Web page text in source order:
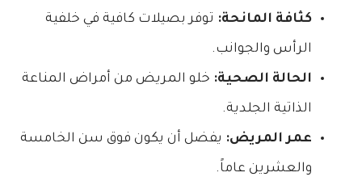
كثافة المانحة: توفر بصيلات كافية في خلفية
الرأس والجوانب.
الحالة الصحية: خلو المريض من أمراض المناعة
الذاتية الجلدية.
عمر المريض: يفضل أن يكون فوق سن الخامسة
والعشرين عاماً.